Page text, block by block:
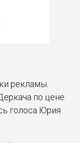
рекламы.
по цене
голоса Юрия